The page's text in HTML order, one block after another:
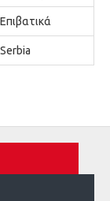
Επιβατικά
Serbia